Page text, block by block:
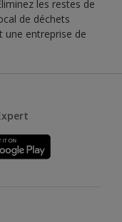
les restes de
de déchets
une entreprise de